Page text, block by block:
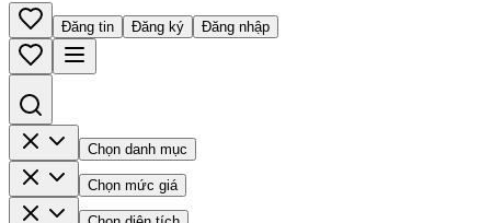
Đăng tin Đăng ký Đăng nhập
Chọn danh mục
Chọn mức giá